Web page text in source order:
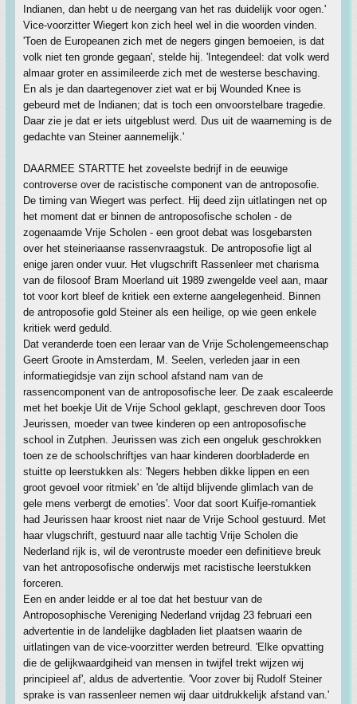
Indianen, dan hebt u de neergang van het ras duidelijk voor ogen.'
Vice-voorzitter Wiegert kon zich heel wel in die woorden vinden.
'Toen de Europeanen zich met de negers gingen bemoeien, is dat
volk niet ten gronde gegaan', stelde hij. 'Integendeel: dat volk werd
almaar groter en assimileerde zich met de westerse beschaving.
En als je dan daartegenover ziet wat er bij Wounded Knee is
gebeurd met de Indianen; dat is toch een onvoorstelbare tragedie.
Daar zie je dat er iets uitgeblust werd. Dus uit de waarneming is de
gedachte van Steiner aannemelijk.'
DAARMEE STARTTE het zoveelste bedrijf in de eeuwige
controverse over de racistische component van de antroposofie.
De timing van Wiegert was perfect. Hij deed zijn uitlatingen net op
het moment dat er binnen de antroposofische scholen - de
zogenaamde Vrije Scholen - een groot debat was losgebarsten
over het steineriaanse rassenvraagstuk. De antroposofie ligt al
enige jaren onder vuur. Het vlugschrift Rassenleer met charisma
van de filosoof Bram Moerland uit 1989 zwengelde veel aan, maar
tot voor kort bleef de kritiek een externe aangelegenheid. Binnen
de antroposofie gold Steiner als een heilige, op wie geen enkele
kritiek werd geduld.
Dat veranderde toen een leraar van de Vrije Scholengemeenschap
Geert Groote in Amsterdam, M. Seelen, verleden jaar in een
informatiegidsje van zijn school afstand nam van de
rassencomponent van de antroposofische leer. De zaak escaleerde
met het boekje Uit de Vrije School geklapt, geschreven door Toos
Jeurissen, moeder van twee kinderen op een antroposofische
school in Zutphen. Jeurissen was zich een ongeluk geschrokken
toen ze de schoolschriftjes van haar kinderen doorbladerde en
stuitte op leerstukken als: 'Negers hebben dikke lippen en een
groot gevoel voor ritmiek' en 'de altijd blijvende glimlach van de
gele mens verbergt de emoties'. Voor dat soort Kuifje-romantiek
had Jeurissen haar kroost niet naar de Vrije School gestuurd. Met
haar vlugschrift, gestuurd naar alle tachtig Vrije Scholen die
Nederland rijk is, wil de verontruste moeder een definitieve breuk
van het antroposofische onderwijs met racistische leerstukken
forceren.
Een en ander leidde er al toe dat het bestuur van de
Antroposophische Vereniging Nederland vrijdag 23 februari een
advertentie in de landelijke dagbladen liet plaatsen waarin de
uitlatingen van de vice-voorzitter werden betreurd. 'Elke opvatting
die de gelijkwaardgiheid van mensen in twijfel trekt wijzen wij
principieel af', aldus de advertentie. 'Voor zover bij Rudolf Steiner
sprake is van rassenleer nemen wij daar uitdrukkelijk afstand van.'